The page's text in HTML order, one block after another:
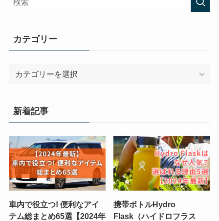
カテゴリー
リ
ー
新着記事
車内で役立つ! 便利なアイ
テム総まとめ65選【2024年
携帯ボトルHydro
Flask（ハイドロフラス